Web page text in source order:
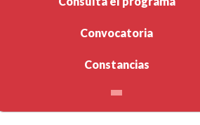
Convocatoria
Constancias